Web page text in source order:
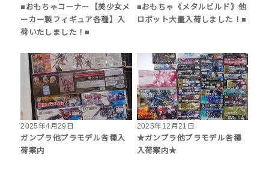
■おもちゃコーナー【美少女メ
ーカー製フィギュア各種】入
荷いたしました！■
■おもちゃ《メタルビルド》他
ロボット大量入荷しました！■
2025年4月29日
ガンプラ他プラモデル各種入
荷案内
2025年12月21日
★ガンプラ他プラモデル各種
入荷案内★